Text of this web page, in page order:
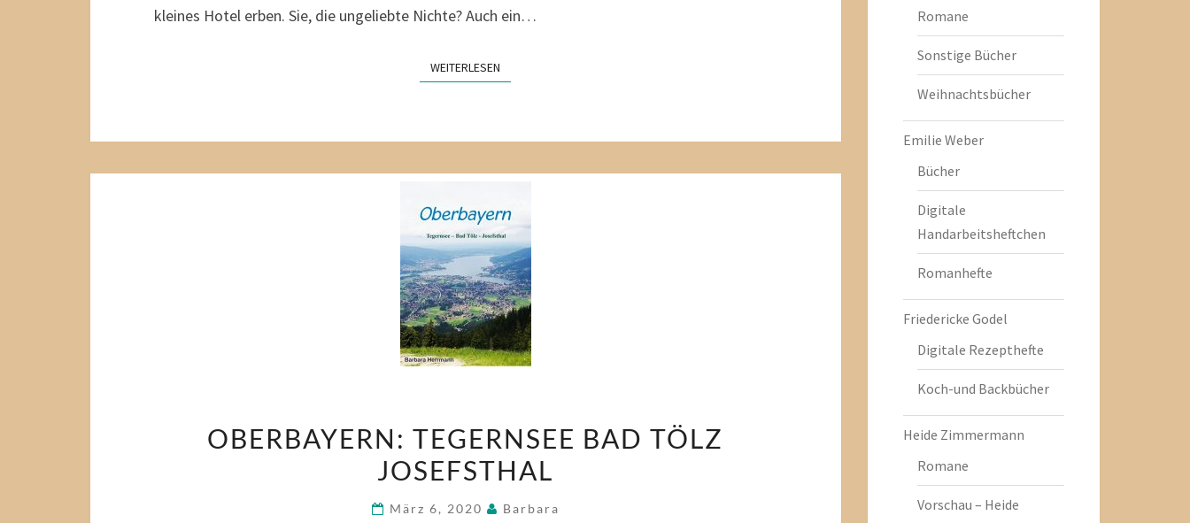
kleines Hotel erben. Sie, die ungeliebte Nichte? Auch ein…
WEITERLESEN
TEGERNSEE
BAD
OBERBAYERN: TEGERNSEE BAD TÖLZ
JOSEFSTHAL
März 6, 2020 Barbara
Romane
Sonstige Bücher
Weihnachtsbücher
Emilie Weber
Bücher
Digitale
Handarbeitsheftchen
Romanhefte
Friedericke Godel
Digitale Rezepthefte
Koch-und Backbücher
Heide Zimmermann
Romane
Vorschau – Heide